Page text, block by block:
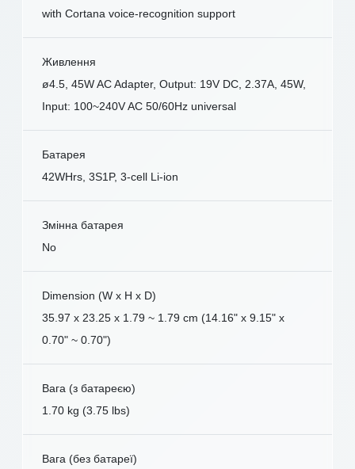
with Cortana voice-recognition support
Живлення
ø4.5, 45W AC Adapter, Output: 19V DC, 2.37A, 45W,
Input: 100~240V AC 50/60Hz universal
Батарея
42WHrs, 3S1P, 3-cell Li-ion
Змінна батарея
No
Dimension (W x H x D)
35.97 x 23.25 x 1.79 ~ 1.79 cm (14.16" x 9.15" x
0.70" ~ 0.70")
Вага (з батареєю)
1.70 kg (3.75 lbs)
Вага (без батареї)